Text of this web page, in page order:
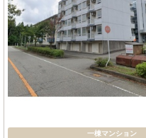
一棟マンション